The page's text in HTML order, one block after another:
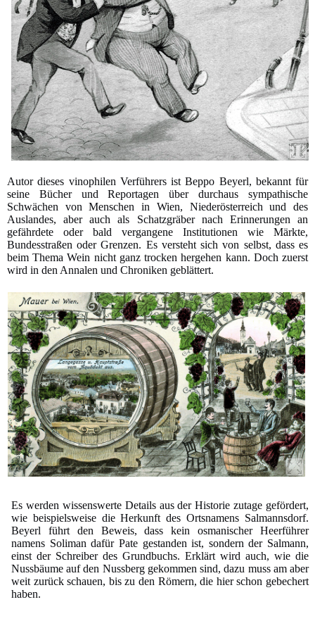
Autor dieses vinophilen Verführers ist Beppo Beyerl, bekannt für
seine Bücher und Reportagen über durchaus sympathische
Schwächen von Menschen in Wien, Niederösterreich und des
Auslandes, aber auch als Schatzgräber nach Erinnerungen an
gefährdete oder bald vergangene Institutionen wie Märkte,
Bundesstraßen oder Grenzen. Es versteht sich von selbst, dass es
beim Thema Wein nicht ganz trocken hergehen kann. Doch zuerst
wird in den Annalen und Chroniken geblättert.
Es werden wissenswerte Details aus der Historie zutage gefördert,
wie beispielsweise die Herkunft des Ortsnamens Salmannsdorf.
Beyerl führt den Beweis, dass kein osmanischer Heerführer
namens Soliman dafür Pate gestanden ist, sondern der Salmann,
einst der Schreiber des Grundbuchs. Erklärt wird auch, wie die
Nussbäume auf den Nussberg gekommen sind, dazu muss am aber
weit zurück schauen, bis zu den Römern, die hier schon gebechert
haben.